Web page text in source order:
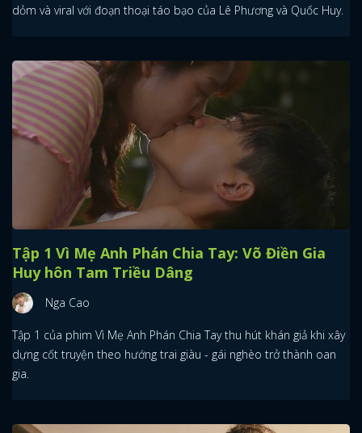
ĐĂNG NHẬP
dỏm và viral với đoạn thoại táo bạo của Lê Phương và Quốc Huy.
Tập 1 Vì Mẹ Anh Phán Chia Tay: Võ Điền Gia
Huy hôn Tam Triều Dâng
Nga Cao
Tập 1 của phim Vì Mẹ Anh Phán Chia Tay thu hút khán giả khi xây
dựng cốt truyện theo hướng trai giàu - gái nghèo trở thành oan
gia.